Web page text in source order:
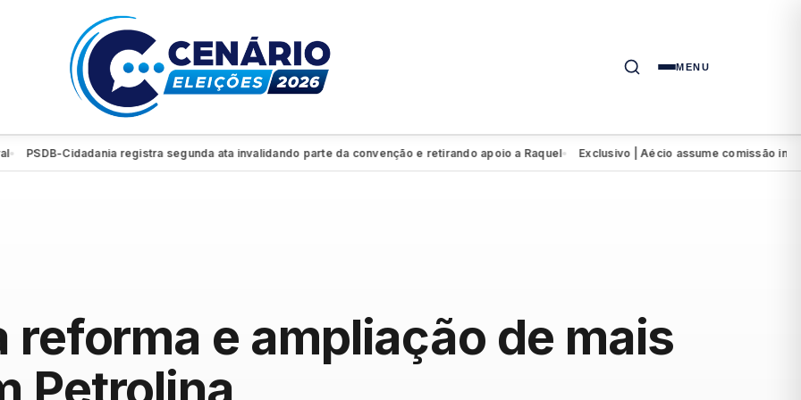
MENU
Cidadania registra segunda ata invalidando parte da convenção e retirando apoio a Raquel● Exclusivo | Aécio assume comissão
reforma e ampliação de mais